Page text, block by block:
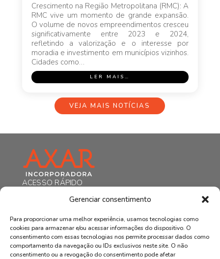
Gerenciar consentimento
Para proporcionar uma melhor experiência, usamos tecnologias como
cookies para armazenar e/ou acessar informações do dispositivo. O
consentimento com essas tecnologias nos permite processar dados como
comportamento da navegação ou IDs exclusivos neste site. O não
consentimento ou a revogação do consentimento pode afetar
Crescimento na Região Metropolitana (RMC): A
RMC vive um momento de grande expansão.
O volume de novos empreendimentos cresceu
significativamente entre 2023 e 2024,
refletindo a valorização e o interesse por
moradia e investimento em municípios vizinhos.
Cidades como…
LER MAIS…
VEJA MAIS NOTÍCIAS
ACESSO RÁPIDO
EMPREENDIMENTOS
NOTÍCIAS
CONTATO
POLÍTICA DE PRIVACIDADE